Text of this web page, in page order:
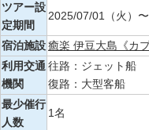
ツアー設
定期間
2025/07/01（火）
宿泊施設癒楽 伊豆大島《カ
利用交通
機関
往路：ジェット船
復路：大型客船
最少催行
人数
1名